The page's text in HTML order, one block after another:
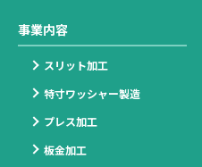
事業内容
スリット加工
特寸ワッシャー製造
プレス加工
板金加工